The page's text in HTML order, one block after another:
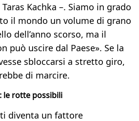
Kachka –. Siamo in grado
il mondo un volume di grano
dell’anno scorso, ma il
può uscire dal Paese». Se la
sbloccarsi a stretto giro,
di marcire.
le rotte possibili
diventa un fattore